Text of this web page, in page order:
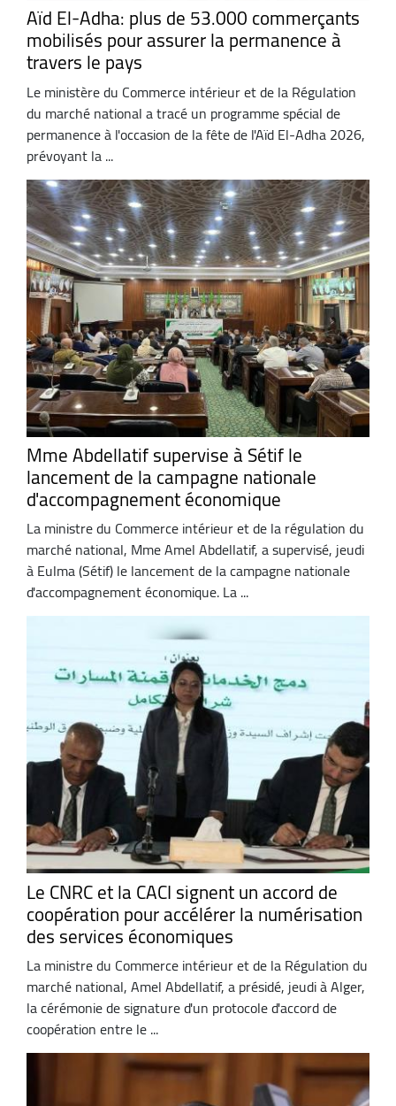
Aïd El-Adha: plus de 53.000 commerçants
mobilisés pour assurer la permanence à
travers le pays
Le ministère du Commerce intérieur et de la Régulation
du marché national a tracé un programme spécial de
permanence à l'occasion de la fête de l'Aïd El-Adha 2026,
prévoyant la ...
Mme Abdellatif supervise à Sétif le
lancement de la campagne nationale
d'accompagnement économique
La ministre du Commerce intérieur et de la régulation du
marché national, Mme Amel Abdellatif, a supervisé, jeudi
à Eulma (Sétif) le lancement de la campagne nationale
d'accompagnement économique. La ...
Le CNRC et la CACI signent un accord de
coopération pour accélérer la numérisation
des services économiques
La ministre du Commerce intérieur et de la Régulation du
marché national, Amel Abdellatif, a présidé, jeudi à Alger,
la cérémonie de signature d'un protocole d'accord de
coopération entre le ...